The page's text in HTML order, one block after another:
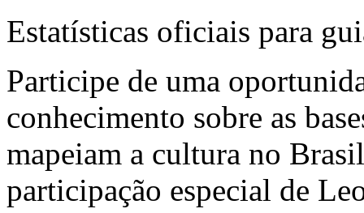
Estatísticas oficiais para
Participe de uma
conhecimento sobre as
mapeiam a cultura no
participação especial de